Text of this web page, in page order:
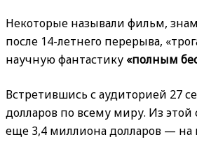
Некоторые называли фильм,
после 14-летнего перерыва,
научную фантастику «полным
Встретившись с аудиторией 27
долларов по всему миру. Из
еще 3,4 миллиона долларов —